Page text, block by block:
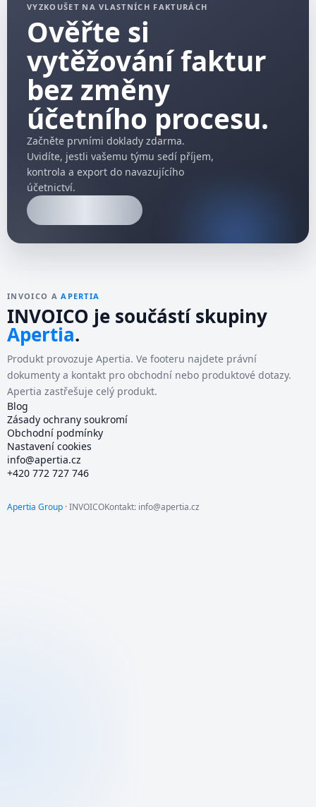
VYZKOUŠET NA VLASTNÍCH FAKTURÁCH
Ověřte si
vytěžování faktur
bez změny
účetního procesu.
Začněte prvními doklady zdarma.
Uvidíte, jestli vašemu týmu sedí příjem,
kontrola a export do navazujícího
účetnictví.
INVOICO AAPERTIA
INVOICO je součástí skupiny
Apertia.
Produkt provozuje Apertia. Ve footeru najdete právní
dokumenty a kontakt pro obchodní nebo produktové dotazy.
Apertia zastřešuje celý produkt.
Blog
Zásady ochrany soukromí
Obchodní podmínky
Nastavení cookies
info@apertia.cz
+420 772 727 746
Apertia Group · INVOICOKontakt: info@apertia.cz